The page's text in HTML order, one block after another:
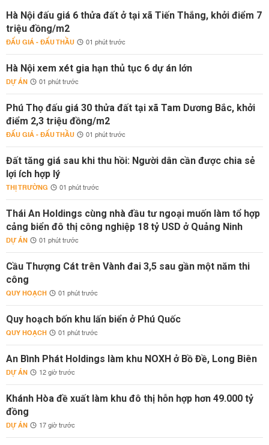
Hà Nội đấu giá 6 thửa đất ở tại xã Tiến Thắng, khởi điểm 7
triệu đồng/m2
ĐẤU GIÁ - ĐẤU THẦU 01 phút trước
Hà Nội xem xét gia hạn thủ tục 6 dự án lớn
DỰ ÁN 01 phút trước
Phú Thọ đấu giá 30 thửa đất tại xã Tam Dương Bắc, khởi
điểm 2,3 triệu đồng/m2
ĐẤU GIÁ - ĐẤU THẦU 01 phút trước
Đất tăng giá sau khi thu hồi: Người dân cần được chia sẻ
lợi ích hợp lý
THỊ TRƯỜNG 01 phút trước
Thái An Holdings cùng nhà đầu tư ngoại muốn làm tổ hợp
cảng biển đô thị công nghiệp 18 tỷ USD ở Quảng Ninh
DỰ ÁN 01 phút trước
Cầu Thượng Cát trên Vành đai 3,5 sau gần một năm thi
công
QUY HOẠCH 01 phút trước
Quy hoạch bốn khu lấn biển ở Phú Quốc
QUY HOẠCH 01 phút trước
An Bình Phát Holdings làm khu NOXH ở Bồ Đề, Long Biên
DỰ ÁN 12 giờ trước
Khánh Hòa đề xuất làm khu đô thị hỗn hợp hơn 49.000 tỷ
đồng
DỰ ÁN 17 giờ trước